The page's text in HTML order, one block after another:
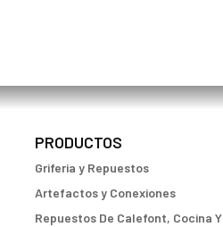
PRODUCTOS
Griferia y Repuestos
Artefactos y Conexiones
Repuestos De Calefont, Cocina Y